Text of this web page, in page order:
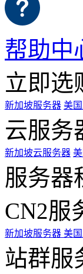
帮助中
立即选
新加坡服务器 美
云服务
新加坡云服务器
服务器
CN2服
新加坡服务器 美
站群服